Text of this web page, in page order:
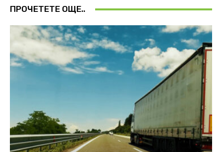
ПРОЧЕТЕТЕ ОЩЕ..